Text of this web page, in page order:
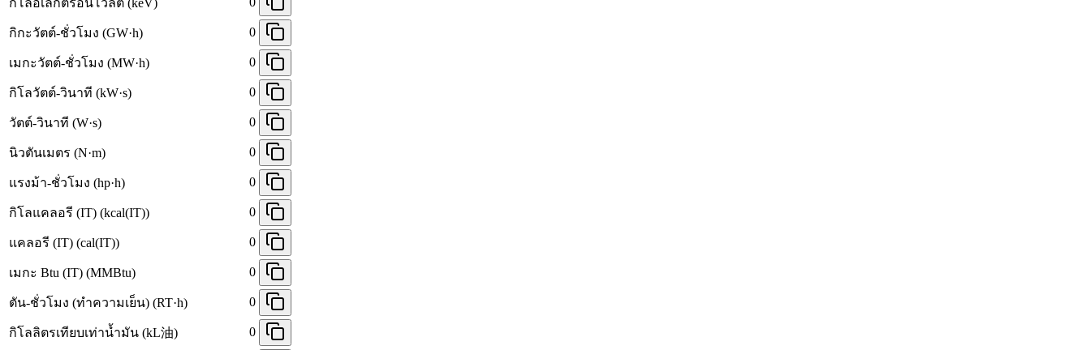
กิกะวัตต์-ชั่วโมง (GW·h) 0
เมกะวัตต์-ชั่วโมง (MW·h) 0
กิโลวัตต์-วินาที (kW·s) 0
วัตต์-วินาที (W·s) 0
นิวตันเมตร (N·m) 0
แรงม้า-ชั่วโมง (hp·h) 0
กิโลแคลอรี (IT) (kcal(IT)) 0
แคลอรี (IT) (cal(IT)) 0
เมกะ Btu (IT) (MMBtu) 0
ตัน-ชั่วโมง (ทำความเย็น) (RT·h) 0
กิโลลิตรเทียบเท่าน้ำมัน (kL油) 0